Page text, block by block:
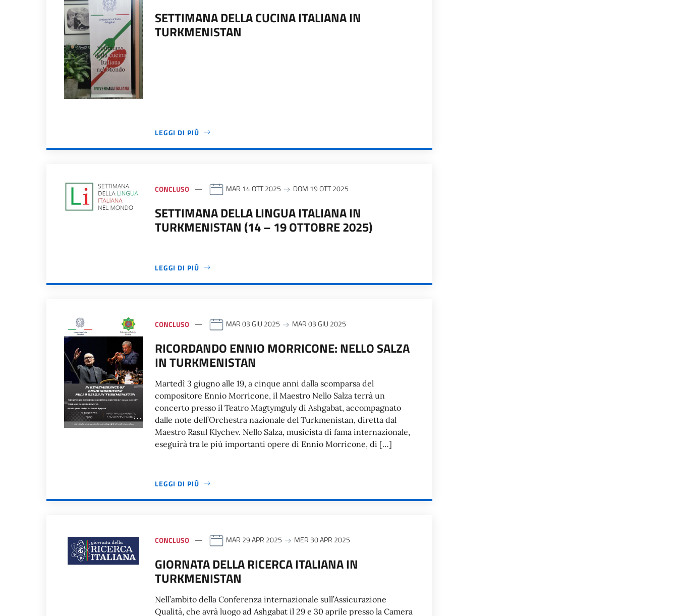
SETTIMANA DELLA CUCINA ITALIANA IN
TURKMENISTAN
LEGGI DI PIÙ
CONCLUSO MAR 14 OTT 2025 DOM 19 OTT 2025
SETTIMANA DELLA LINGUA ITALIANA IN
TURKMENISTAN (14 – 19 OTTOBRE 2025)
LEGGI DI PIÙ
CONCLUSO MAR 03 GIU 2025 MAR 03 GIU 2025
RICORDANDO ENNIO MORRICONE: NELLO SALZA
IN TURKMENISTAN
Martedì 3 giugno alle 19, a cinque anni dalla scomparsa del
compositore Ennio Morricone, il Maestro Nello Salza terrà un
concerto presso il Teatro Magtymguly di Ashgabat, accompagnato
dalle note dell’Orchestra nazionale del Turkmenistan, diretta dal
Maestro Rasul Klychev. Nello Salza, musicista di fama internazionale,
eseguirà tra le più importanti opere di Ennio Morricone, di […]
LEGGI DI PIÙ
CONCLUSO MAR 29 APR 2025 MER 30 APR 2025
GIORNATA DELLA RICERCA ITALIANA IN
TURKMENISTAN
Nell’ambito della Conferenza internazionale sull’Assicurazione
Qualità, che avrà luogo ad Ashgabat il 29 e 30 aprile presso la Camera